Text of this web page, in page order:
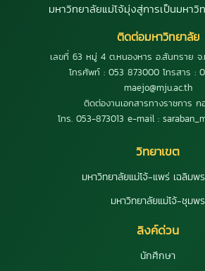
มหาวิทยาลัยแม่โจ้มุ่งสู่การเป็นมหาวิ
ติดต่อมหาวิทยาลัย
เลขที่ 63 หมู่ 4 ต.หนองหาร อ.สันทราย จ
โทรศัพท์ : 053 873000 โทรสาร :
maejo@mju.ac.th
ติดต่องานเอกสารทางราชการ ก
โทร. 053-873013 e-mail :
วิทยาเขต
มหาวิทยาลัยแม่โจ้-แพร่ เฉลิมพ
มหาวิทยาลัยแม่โจ้-ชุมพร
ลิงค์ด่วน
นักศึกษา